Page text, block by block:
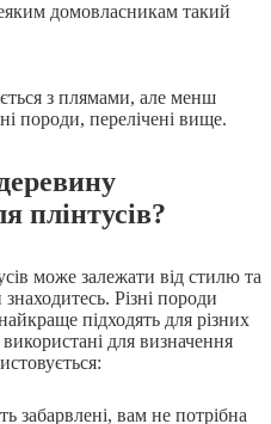
домовласникам такий
з плямами, але менш
породи, перелічені вище.
плінтусів?
може залежати від стилю та
Різні породи
підходять для різних
для визначення
забарвлені, вам не потрібна